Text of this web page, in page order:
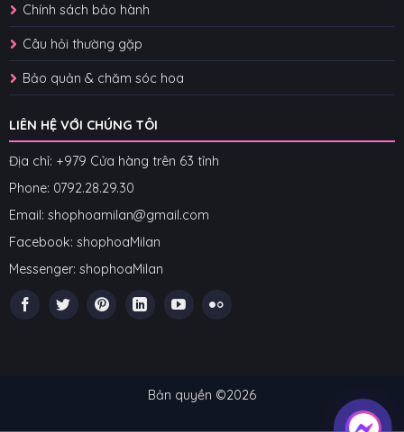
Chính sách bảo hành
Câu hỏi thường gặp
Bảo quản & chăm sóc hoa
LIÊN HỆ VỚI CHÚNG TÔI
Địa chỉ: +979 Cửa hàng trên 63 tỉnh
Phone: 0792.28.29.30
Email: shophoamilan@gmail.com
Facebook: shophoaMilan
Messenger: shophoaMilan
Bản quyền ©2026